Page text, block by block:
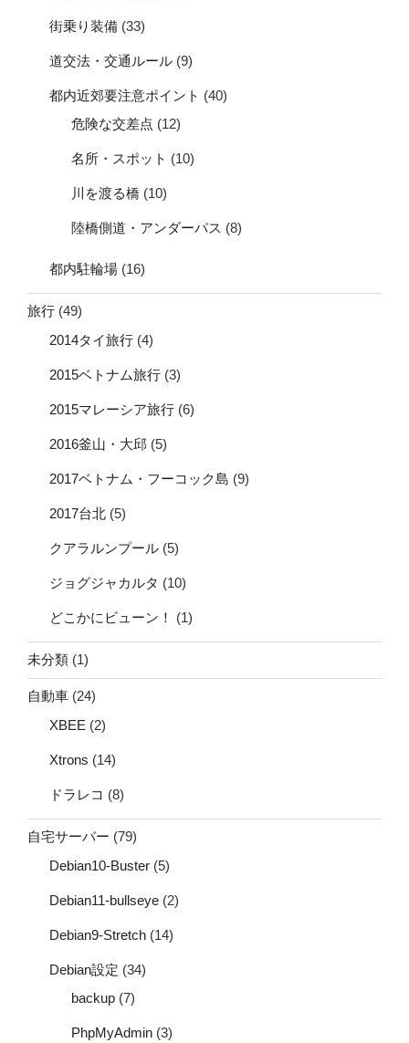
街乗り装備 (33)
道交法・交通ルール (9)
都内近郊要注意ポイント (40)
危険な交差点 (12)
名所・スポット (10)
川を渡る橋 (10)
陸橋側道・アンダーパス (8)
都内駐輪場 (16)
旅行 (49)
2014タイ旅行 (4)
2015ベトナム旅行 (3)
2015マレーシア旅行 (6)
2016釜山・大邱 (5)
2017ベトナム・フーコック島 (9)
2017台北 (5)
クアラルンプール (5)
ジョグジャカルタ (10)
どこかにビューン！ (1)
未分類 (1)
自動車 (24)
XBEE (2)
Xtrons (14)
ドラレコ (8)
自宅サーバー (79)
Debian10-Buster (5)
Debian11-bullseye (2)
Debian9-Stretch (14)
Debian設定 (34)
backup (7)
PhpMyAdmin (3)